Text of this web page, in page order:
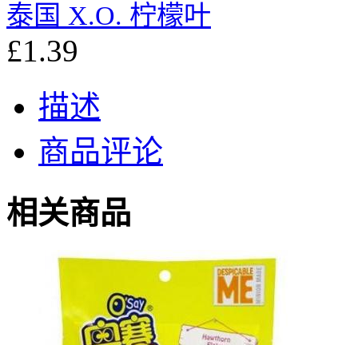
泰国 X.O. 柠檬叶
£1.39
描述
商品评论
相关商品